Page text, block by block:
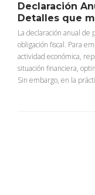
Declaración
Detalles que
La declaración anual de
obligación fiscal. Para
actividad económica,
situación financiera,
Sin embargo, en la